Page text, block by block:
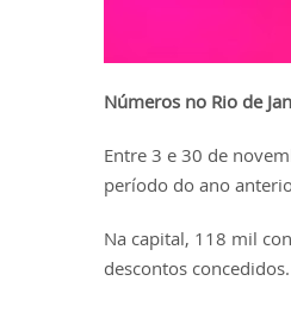
Números no Rio de
Entre 3 e 30 de
período do ano
Na capital, 118 mil
descontos concedidos.